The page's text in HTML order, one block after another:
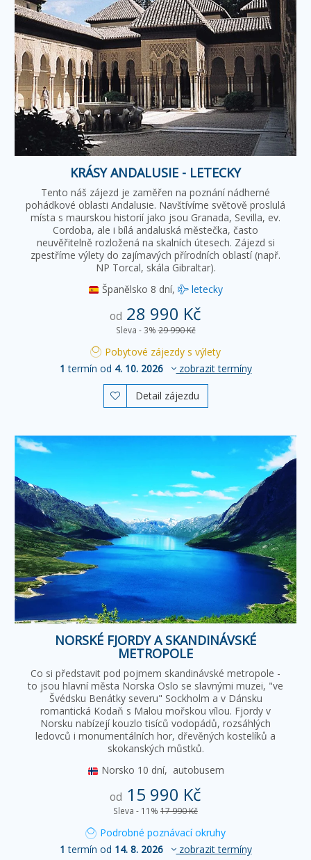
KRÁSY ANDALUSIE - LETECKY
Tento náš zájezd je zaměřen na poznání nádherné
pohádkové oblasti Andalusie. Navštívíme světově proslulá
místa s maurskou historií jako jsou Granada, Sevilla, ev.
Cordoba, ale i bílá andaluská městečka, často
neuvěřitelně rozložená na skalních útesech. Zájezd si
zpestříme výlety do zajímavých přírodních oblastí (např.
NP Torcal, skála Gibraltar).
Španělsko 8 dní, letecky
od 28 990 Kč
Sleva - 3% 29 990 Kč
Pobytové zájezdy s výlety
1 termín od 4. 10. 2026 zobrazit termíny
 Detail zájezdu
NORSKÉ FJORDY A SKANDINÁVSKÉ
METROPOLE
Co si představit pod pojmem skandinávské metropole -
to jsou hlavní města Norska Oslo se slavnými muzei, "ve
Švédsku Benátky severu" Sockholm a v Dánsku
romantická Kodaň s Malou mořskou vílou. Fjordy v
Norsku nabízejí kouzlo tisíců vodopádů, rozsáhlých
ledovců i monumentálních hor, dřevěných kostelíků a
skokanských můstků.
Norsko 10 dní, autobusem
od 15 990 Kč
Sleva - 11% 17 990 Kč
Podrobné poznávací okruhy
1 termín od 14. 8. 2026 zobrazit termíny